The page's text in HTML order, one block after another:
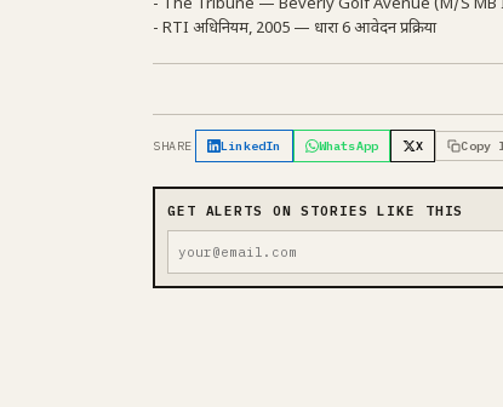
- RTI अधिनियम, 2005 — धारा 6 आवेदन प्रक्रिया
SHARE LinkedIn WhatsApp X Copy
GET ALERTS ON STORIES LIKE THIS